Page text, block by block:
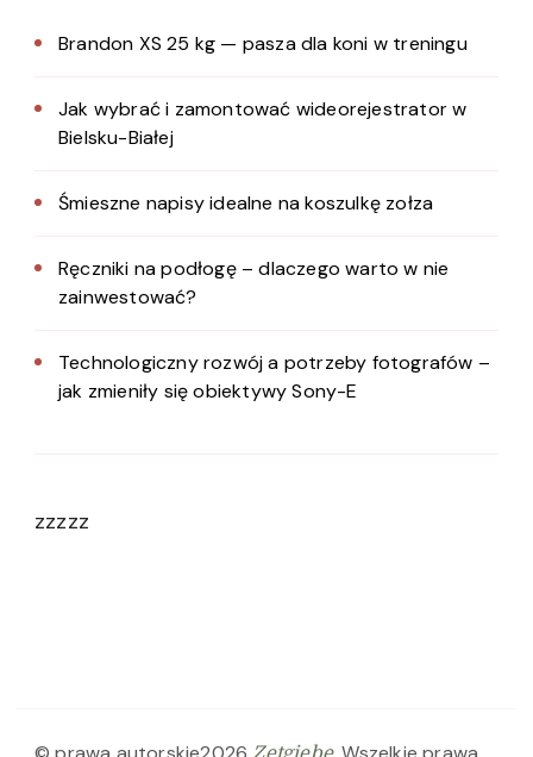
Brandon XS 25 kg — pasza dla koni w treningu
Jak wybrać i zamontować wideorejestrator w
Bielsku-Białej
Śmieszne napisy idealne na koszulkę zołza
Ręczniki na podłogę – dlaczego warto w nie
zainwestować?
Technologiczny rozwój a potrzeby fotografów –
jak zmieniły się obiektywy Sony-E
zzzzz